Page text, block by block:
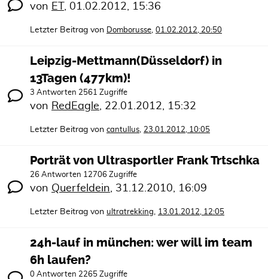
von ET 01.02.2012, 15:36
Letzter Beitrag von Domborusse 01.02.2012, 20:50
Leipzig-Mettmann(Düsseldorf) in
13Tagen (477km)!
3 Antworten 2561 Zugriffe
von RedEagle 22.01.2012, 15:32
Letzter Beitrag von cantullus 23.01.2012, 10:05
Porträt von Ultrasportler Frank Trtschka
26 Antworten 12706 Zugriffe
von Querfeldein 31.12.2010, 16:09
Letzter Beitrag von ultratrekking 13.01.2012, 12:05
24h-lauf in münchen: wer will im team
6h laufen?
0 Antworten 2265 Zugriffe